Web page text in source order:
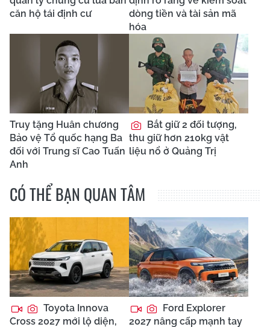
căn hộ tái định cư
dòng tiền và tài sản mã
hóa
Truy tặng Huân chương
Bảo vệ Tổ quốc hạng Ba
đối với Trung sĩ Cao Tuấn
Anh
Bắt giữ 2 đối tượng,
thu giữ hơn 210kg vật
liệu nổ ở Quảng Trị
CÓ THỂ BẠN QUAN TÂM
Toyota Innova
Cross 2027 mới lộ diện,
Ford Explorer
2027 nâng cấp mạnh tay